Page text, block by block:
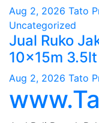
Aug 2, 2026 Tato
Uncategorized
Jual Ruko
10x15m
Aug 2, 2026 Tato